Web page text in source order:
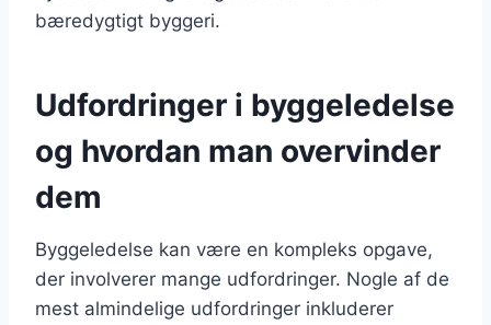
bæredygtigt byggeri.
Udfordringer i byggeledelse
og hvordan man overvinder
dem
Byggeledelse kan være en kompleks opgave,
der involverer mange udfordringer. Nogle af de
mest almindelige udfordringer inkluderer